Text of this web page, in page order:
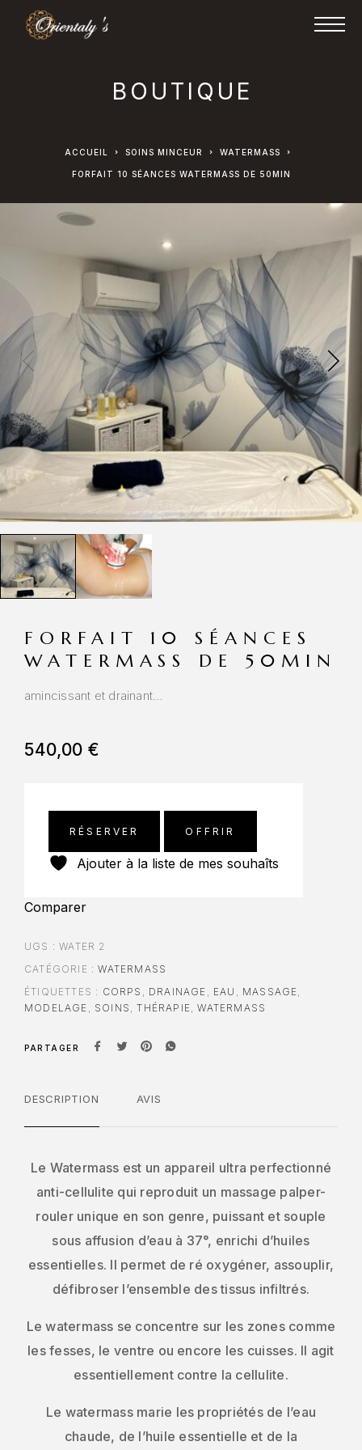
BOUTIQUE
ACCUEIL SOINS MINCEUR WATERMASS
FORFAIT 10 SÉANCES WATERMASS DE 50MIN
FORFAIT 10 SÉANCES
WATERMASS DE 50MIN
amincissant et drainant…
540,00€
RÉSERVER OFFRIR
Ajouter à la liste de mes souhaîts
Comparer
UGS :WATER 2
CATÉGORIE :WATERMASS
ÉTIQUETTES : CORPS , DRAINAGE , EAU , MASSAGE,
MODELAGE , SOINS ,THÉRAPIE,WATERMASS
PARTAGER
DESCRIPTION AVIS
Le Watermass est un appareil ultra perfectionné
anti-cellulite qui reproduit un massage palper-
rouler unique en son genre, puissant et souple
sous affusion d’eau à 37°, enrichi d’huiles
essentielles. Il permet de ré oxygéner, assouplir,
défibroser l’ensemble des tissus infiltrés.
Le watermass se concentre sur les zones comme
les fesses, le ventre ou encore les cuisses. Il agit
essentiellement contre la cellulite.
Le watermass marie les propriétés de l’eau
chaude, de l’huile essentielle et de la